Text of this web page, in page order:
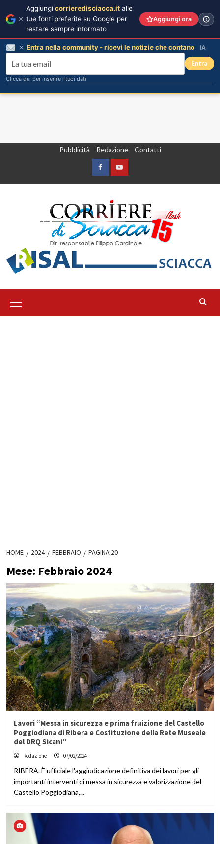
Pubblicità Redazione Contatti
FacebookYountube
principale
HOME 2024 FEBBRAIO PAGINA 20
Mese: Febbraio 2024
Lavori “Messa in sicurezza e prima fruizione del Castello
Poggiodiana di Ribera e Costituzione della Rete Museale
del DRQ Sicani”
Redazione 07/02/2024
RIBERA. È ufficiale l'aggiudicazione definitiva dei lavori per gli
importanti interventi di messa in sicurezza e valorizzazione del
Castello Poggiodiana,...
Aggiungi corrieredisciacca.it alle
tue fonti preferite su Google per
restare sempre informato
Aggiungi ora
Entra nella community - ricevi le notizie che contano IA
Entra
Clicca qui per inserire i tuoi dati